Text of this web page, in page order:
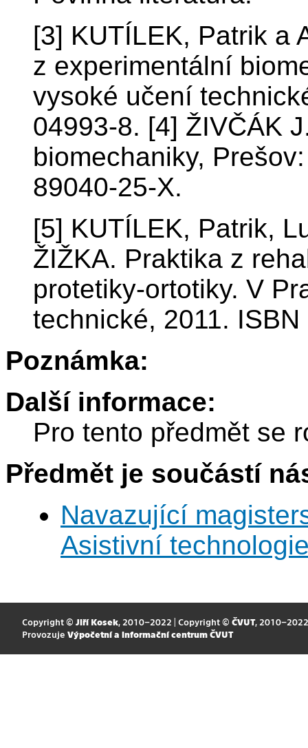
[3] KUTÍLEK, Patrik a
z experimentální
vysoké učení
04993-8. [4] ŽIVČÁK
biomechaniky,
89040-25-X.
[5] KUTÍLEK, Patrik,
ŽIŽKA. Praktika z
protetiky-ortotiky. V
technické, 2011.
Poznámka:
Další informace:
Pro tento předmět se
Předmět je součástí
Navazující
Asistivní
Copyright © Jiří Kosek, 2010–2022 | Copyright © ČVUT, 2010–2022
Provozuje Výpočetní a informační centrum ČVUT